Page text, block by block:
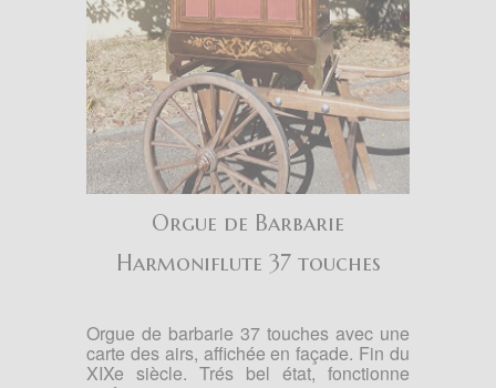
Orgue de Barbarie
Harmoniflute 37 touches
Orgue de barbarie 37 touches avec une
carte des airs, affichée en façade. Fin du
XIXe siècle. Trés bel état, fonctionne